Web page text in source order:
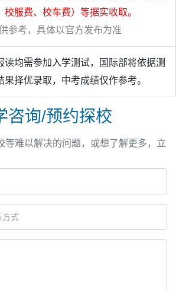
校服费、校车费）等据实收取。
参考，具体以官方发布为准
读均需参加入学测试，国际部将依据测
果择优录取，中考成绩仅作参考。
咨询/预约探校
等难以解决的问题，或想了解更多，立